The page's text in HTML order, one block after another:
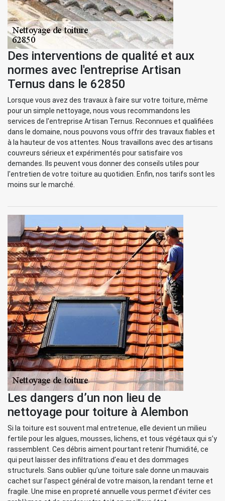
Des interventions de qualité et aux
normes avec l'entreprise Artisan
Ternus dans le 62850
Lorsque vous avez des travaux à faire sur votre toiture, même
pour un simple nettoyage, nous vous recommandons les
services de l'entreprise Artisan Ternus. Reconnues et qualifiées
dans le domaine, nous pouvons vous offrir des travaux fiables et
à la hauteur de vos attentes. Nous travaillons avec des artisans
couvreurs sérieux et expérimentés pour satisfaire vos
demandes. Ils peuvent vous donner des conseils utiles pour
l'entretien de votre toiture au quotidien. Enfin, nos tarifs sont les
moins sur le marché.
Les dangers d’un non lieu de
nettoyage pour toiture à Alembon
Si la toiture est souvent mal entretenue, elle devient un milieu
fertile pour les algues, mousses, lichens, et tous végétaux qui s’y
rassemblent. Ces débris aiment pourtant retenir l’humidité, ce
qui peut laisser des infiltrations d’eau et des dommages
structurels. Sans oublier qu’une toiture sale donne un mauvais
cachet sur l’aspect général de votre maison, la rendant terne et
fragile. Une mise en propreté annuelle vous permet d’éviter ces